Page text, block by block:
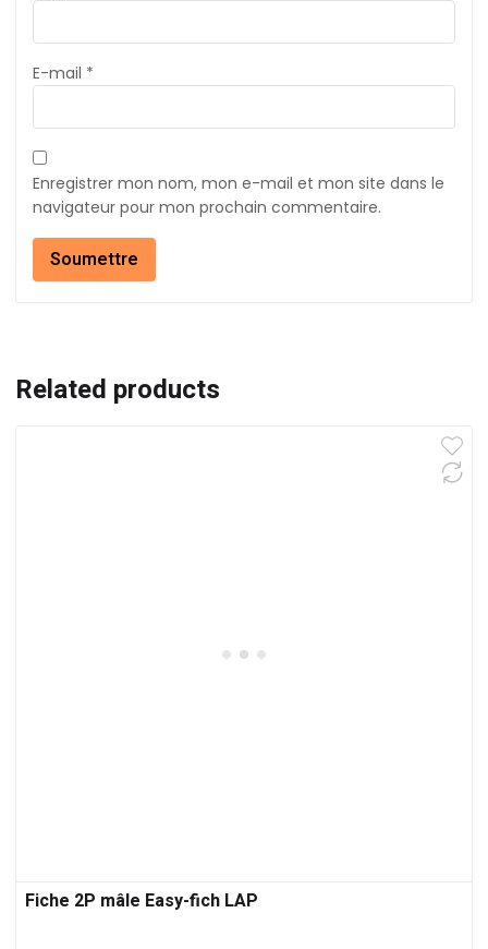
E-mail *
Enregistrer mon nom, mon e-mail et mon site dans le
navigateur pour mon prochain commentaire.
Related products
Fiche 2P mâle Easy-fich LAP